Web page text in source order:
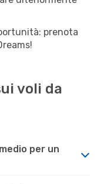
prenota
voli da
per un